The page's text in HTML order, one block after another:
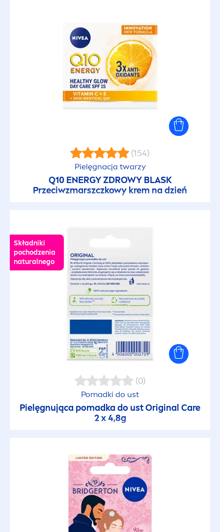
(154)
Pielęgnacja twarzy
Q10 ENERGY ZDROWY BLASK
Przeciwzmarszczkowy krem na dzień
Składniki
pochodzenia
naturalnego
(0)
Pomadki do ust
Pielęgnująca pomadka do ustOriginal Care
2 x 4,8g